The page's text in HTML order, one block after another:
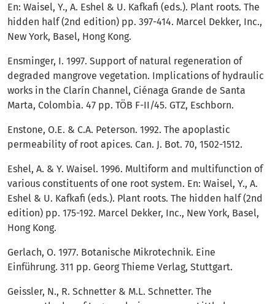
En: Waisel, Y., A. Eshel & U. Kafkafi (eds.). Plant roots. The
hidden half (2nd edition) pp. 397-414. Marcel Dekker, Inc.,
New York, Basel, Hong Kong.
Ensminger, I. 1997. Support of natural regeneration of
degraded mangrove vegetation. Implications of hydraulic
works in the Clarín Channel, Ciénaga Grande de Santa
Marta, Colombia. 47 pp. TÖB F-II/45. GTZ, Eschborn.
Enstone, O.E. & C.A. Peterson. 1992. The apoplastic
permeability of root apices. Can. J. Bot. 70, 1502-1512.
Eshel, A. & Y. Waisel. 1996. Multiform and multifunction of
various constituents of one root system. En: Waisel, Y., A.
Eshel & U. Kafkafi (eds.). Plant roots. The hidden half (2nd
edition) pp. 175-192. Marcel Dekker, Inc., New York, Basel,
Hong Kong.
Gerlach, O. 1977. Botanische Mikrotechnik. Eine
Einführung. 311 pp. Georg Thieme Verlag, Stuttgart.
Geissler, N., R. Schnetter & M.L. Schnetter. The